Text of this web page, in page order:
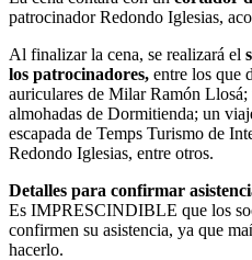
patrocinador Redondo Iglesias,
Al finalizar la cena, se realizará el
los patrocinadores, entre los que
auriculares de Milar Ramón
almohadas de Dormitienda; un
escapada de Temps Turismo de
Redondo Iglesias, entre otros.
Detalles para confirmar
Es IMPRESCINDIBLE que los
confirmen su asistencia, ya que
hacerlo.